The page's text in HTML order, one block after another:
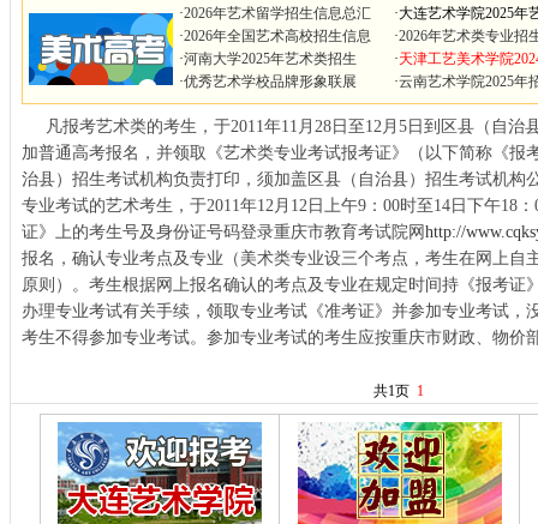
·2026年艺术留学招生信息总汇
·2026年全国艺术高校招生信息
·河南大学2025年艺术类招生
·优秀艺术学校品牌形象联展
·大连艺术学院2025年
·2026年艺术类专业招
·天津工艺美术学院
·云南艺术学院2025年
凡报考艺术类的考生，于2011年11月28日至12月5日到区县（自治
加普通高考报名，并领取《艺术类专业考试报考证》（以下简称《报
治县）招生考试机构负责打印，须加盖区县（自治县）招生考试机构
专业考试的艺术考生，于2011年12月12日上午9：00时至14日下午18
证》上的考生号及身份证号码登录重庆市教育考试院网 http://
报名，确认专业考点及专业（美术类专业设三个考点，考生在网上自
原则）。考生根据网上报名确认的考点及专业在规定时间持《报考证
办理专业考试有关手续，领取专业考试《准考证》并参加专业考试，
考生不得参加专业考试。参加专业考试的考生应按重庆市财政、物价
共1页 1